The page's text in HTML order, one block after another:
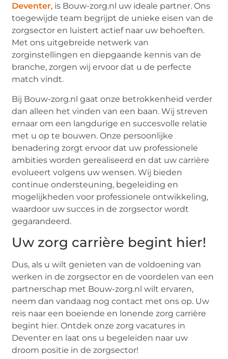
Deventer, is Bouw-zorg.nl uw ideale partner. Ons
toegewijde team begrijpt de unieke eisen van de
zorgsector en luistert actief naar uw behoeften.
Met ons uitgebreide netwerk van
zorginstellingen en diepgaande kennis van de
branche, zorgen wij ervoor dat u de perfecte
match vindt.
Bij Bouw-zorg.nl gaat onze betrokkenheid verder
dan alleen het vinden van een baan. Wij streven
ernaar om een langdurige en succesvolle relatie
met u op te bouwen. Onze persoonlijke
benadering zorgt ervoor dat uw professionele
ambities worden gerealiseerd en dat uw carrière
evolueert volgens uw wensen. Wij bieden
continue ondersteuning, begeleiding en
mogelijkheden voor professionele ontwikkeling,
waardoor uw succes in de zorgsector wordt
gegarandeerd.
Uw zorg carrière begint hier!
Dus, als u wilt genieten van de voldoening van
werken in de zorgsector en de voordelen van een
partnerschap met Bouw-zorg.nl wilt ervaren,
neem dan vandaag nog contact met ons op. Uw
reis naar een boeiende en lonende zorg carrière
begint hier. Ontdek onze zorg vacatures in
Deventer en laat ons u begeleiden naar uw
droom positie in de zorgsector!